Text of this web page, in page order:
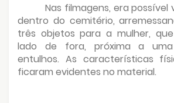
Nas filmagens, era possível
dentro do cemitério,
três objetos para a mulher,
lado de fora, próxima a
entulhos. As características
ficaram evidentes no material.